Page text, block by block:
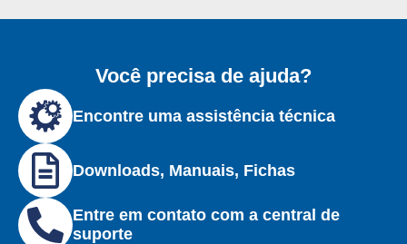
Você precisa de ajuda?
Encontre uma assistência técnica
Downloads, Manuais, Fichas
Entre em contato com a central de
suporte